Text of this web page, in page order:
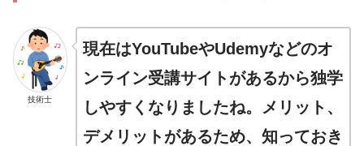
技術士
現在はYouTubeやUdemyなどのオ
ンライン受講サイトがあるから独学
しやすくなりましたね。メリット、
デメリットがあるため、知っておき